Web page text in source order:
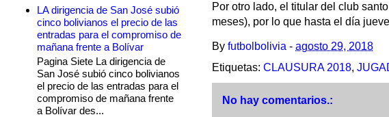
Por otro lado, el titular del club
meses), por lo que hasta el día
By futbolbolivia - agosto 29, 2018
Etiquetas: CLAUSURA 2018,
No hay comentarios.:
LA dirigencia de San José subió
cinco bolivianos el precio de las
entradas para el compromiso de
mañana frente a Bolívar
Pagina Siete La dirigencia de
San José subió cinco bolivianos
el precio de las entradas para el
compromiso de mañana frente
a Bolívar des...